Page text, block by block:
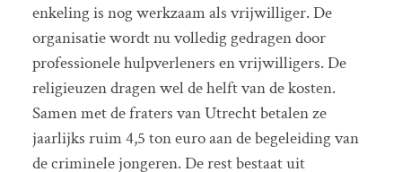
enkeling is nog werkzaam als vrijwilliger. De
organisatie wordt nu volledig gedragen door
professionele hulpverleners en vrijwilligers. De
religieuzen dragen wel de helft van de kosten.
Samen met de fraters van Utrecht betalen ze
jaarlijks ruim 4,5 ton euro aan de begeleiding van
de criminele jongeren. De rest bestaat uit